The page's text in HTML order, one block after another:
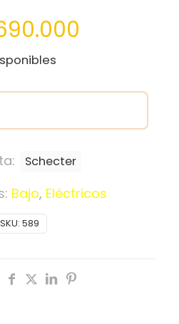
SKU: 589
Bajo, Eléctricos
Schecter